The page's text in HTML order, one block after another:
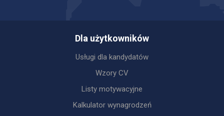
Dla użytkowników
Usługi dla kandydatów
Wzory CV
Listy motywacyjne
Kalkulator wynagrodzeń